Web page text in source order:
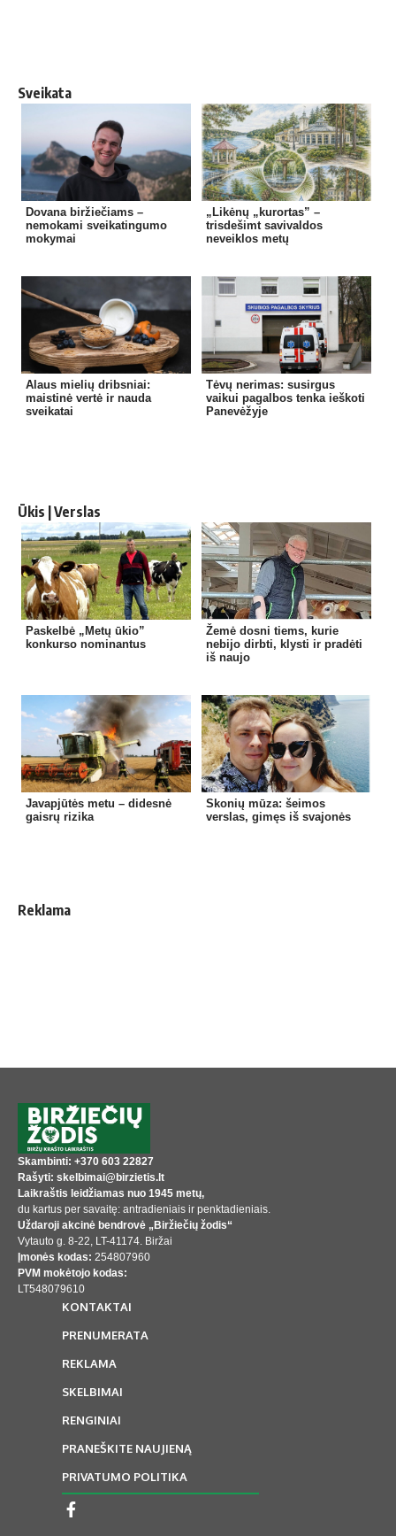
Sveikata
Dovana biržiečiams –
nemokami sveikatingumo
mokymai
„Likėnų „kurortas” –
trisdešimt savivaldos
neveiklos metų
Alaus mielių dribsniai:
maistinė vertė ir nauda
sveikatai
Tėvų nerimas: susirgus
vaikui pagalbos tenka ieškoti
Panevėžyje
Ūkis | Verslas
Paskelbė „Metų ūkio”
konkurso nominantus
Žemė dosni tiems, kurie
nebijo dirbti, klysti ir pradėti
iš naujo
Javapjūtės metu – didesnė
gaisrų rizika
Skonių mūza: šeimos
verslas, gimęs iš svajonės
Reklama
Skambinti: +370 603 22827
Rašyti: skelbimai@birzietis.lt
Laikraštis leidžiamas nuo 1945 metų,
du kartus per savaitę: antradieniais ir penktadieniais.
Uždaroji akcinė bendrovė „Biržiečių žodis“
Vytauto g. 8-22, LT-41174. Biržai
Įmonės kodas: 254807960
PVM mokėtojo kodas:
LT548079610
KONTAKTAI
PRENUMERATA
REKLAMA
SKELBIMAI
RENGINIAI
PRANEŠKITE NAUJIENĄ
PRIVATUMO POLITIKA